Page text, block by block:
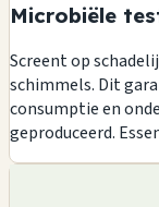
Microbiële
Screent op
schimmels. Dit
consumptie en
geproduceerd.